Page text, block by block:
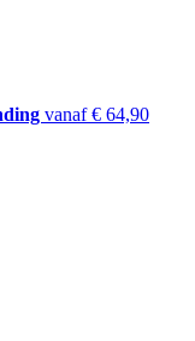
vanaf € 64,90